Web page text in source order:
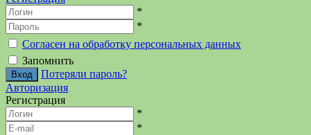
*
*
Согласен на обработку персональных данных
Запомнить
Потеряли пароль?
Авторизация
Регистрация
*
*